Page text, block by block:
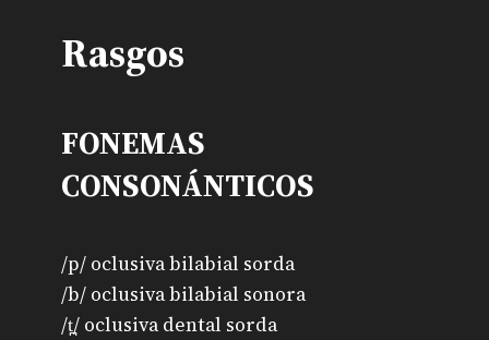
Rasgos
FONEMAS
CONSONÁNTICOS
/p/ oclusiva bilabial sorda
/b/ oclusiva bilabial sonora
/t̪/ oclusiva dental sorda